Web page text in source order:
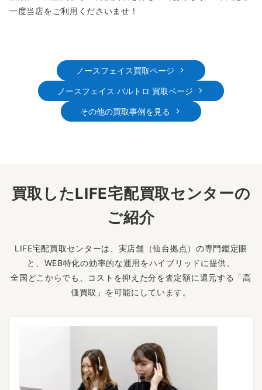
一度当店をご利用くださいませ！
ノースフェイス買取ページ
ノースフェイス バルトロ 買取ページ
その他の買取事例を見る
買取したLIFE宅配買取センターの
ご紹介
LIFE宅配買取センターは、実店舗（仙台拠点）の専門鑑定眼
と、WEB特化の効率的な運用をハイブリッドに提供。
全国どこからでも、コストを抑えた分を査定額に還元する「高
価買取」を可能にしています。